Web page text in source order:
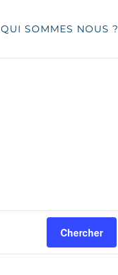
QUI SOMMES NOUS ?
Chercher